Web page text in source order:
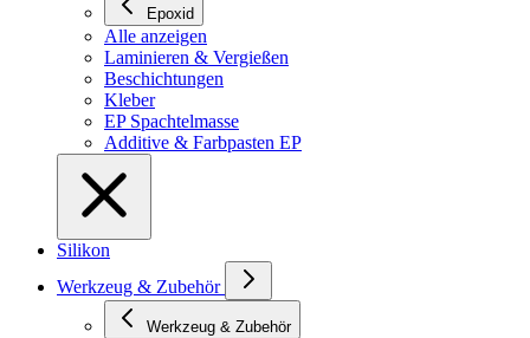
Epoxid
Alle anzeigen
Laminieren & Vergießen
Beschichtungen
Kleber
EP Spachtelmasse
Additive & Farbpasten EP
Silikon
Werkzeug & Zubehör
Werkzeug & Zubehör